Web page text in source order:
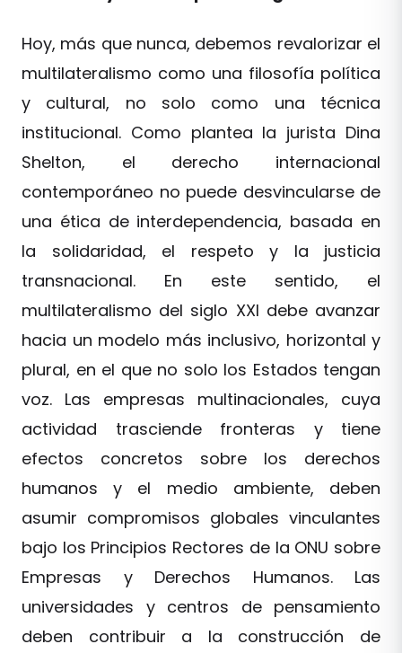
Hoy, más que nunca, debemos revalorizar el
multilateralismo como una filosofía política
y cultural, no solo como una técnica
institucional. Como plantea la jurista Dina
Shelton, el derecho internacional
contemporáneo no puede desvincularse de
una ética de interdependencia, basada en
la solidaridad, el respeto y la justicia
transnacional. En este sentido, el
multilateralismo del siglo XXI debe avanzar
hacia un modelo más inclusivo, horizontal y
plural, en el que no solo los Estados tengan
voz. Las empresas multinacionales, cuya
actividad trasciende fronteras y tiene
efectos concretos sobre los derechos
humanos y el medio ambiente, deben
asumir compromisos globales vinculantes
bajo los Principios Rectores de la ONU sobre
Empresas y Derechos Humanos. Las
universidades y centros de pensamiento
deben contribuir a la construcción de